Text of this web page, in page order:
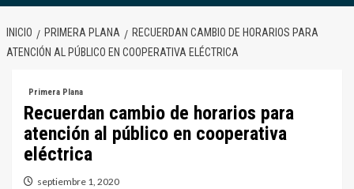
INICIO PRIMERA PLANA
RECUERDAN CAMBIO DE HORARIOS PARA
ATENCIÓN AL PÚBLICO EN COOPERATIVA ELÉCTRICA
Primera Plana
Recuerdan cambio de horarios para
atención al público en cooperativa
eléctrica
septiembre 1, 2020